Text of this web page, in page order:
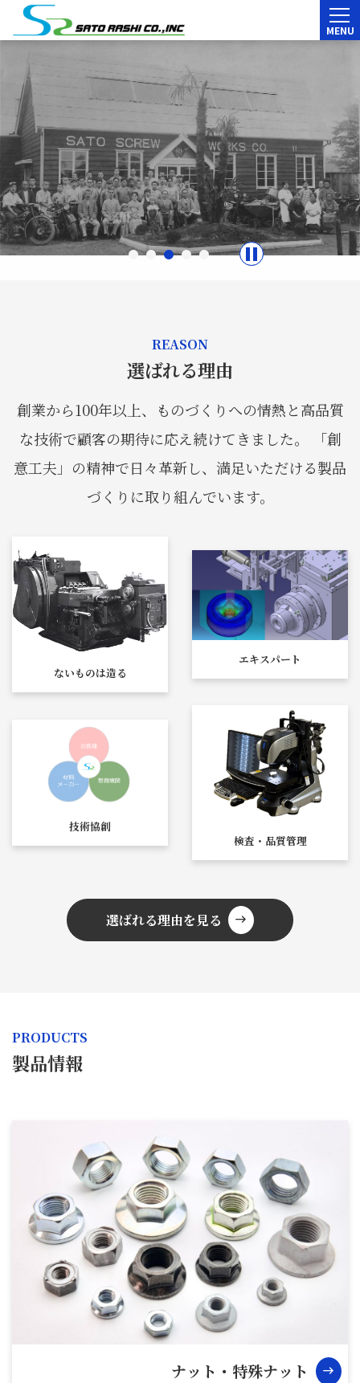
Skip
content
株式会社サトーラシ
START
STOP
REASON
選ばれる理由
創業から100年以上、ものづくりへの情熱と高品質
な技術で顧客の期待に応え続けてきました。
「創
意工夫」の精神で日々革新し、満足いただける製品
づくりに取り組んでいます。
ないものは造る
エキスパート
技術協創
検査・品質管理
選ばれる理由を見る east
PRODUCTS
製品情報
ナット・特殊ナット east